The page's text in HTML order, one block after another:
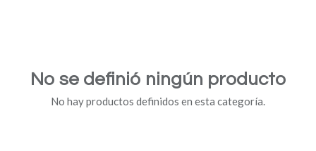
No se definió ningún producto
No hay productos definidos en esta categoría.